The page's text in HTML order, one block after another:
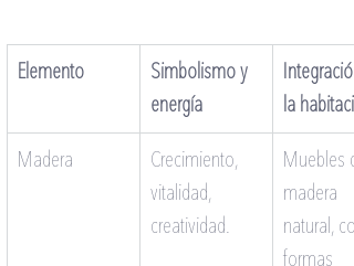
Elemento
Simbolismo y
energía
la
Madera
Crecimiento,
vitalidad,
creatividad.
Muebles
madera
natural,
formas